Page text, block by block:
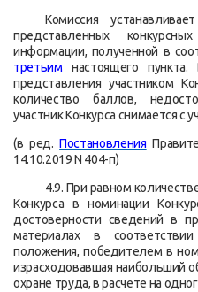
Комиссия
представленных
информации, полученной в
третьим настоящего пункта.
представления участником
количество баллов,
участник Конкурса снимается с
(в ред.Постановления
14.10.2019 N 404-п)
4.9. При равном
Конкурса в номинации
достоверности сведений в
материалах в
положения, победителем в
израсходовавшая наибольший
охране труда, в расчете на